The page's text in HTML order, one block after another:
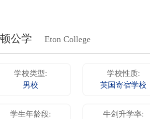
公学 Eton College
学校类型:
男校
学校性质:
英国寄宿学校
学生年龄段:
牛剑升学率: